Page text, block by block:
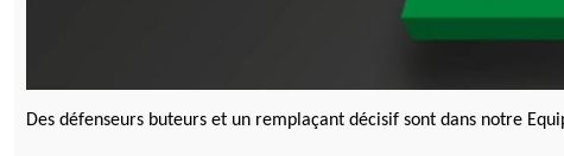
Des défenseurs buteurs et un remplaçant décisif sont dans notre